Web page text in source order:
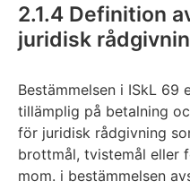
2.1.4 Definition
juridisk
Bestämmelsen i ISkL 69
tillämplig på betalning
för juridisk rådgivning
brottmål, tvistemål eller
mom. i bestämmelsen